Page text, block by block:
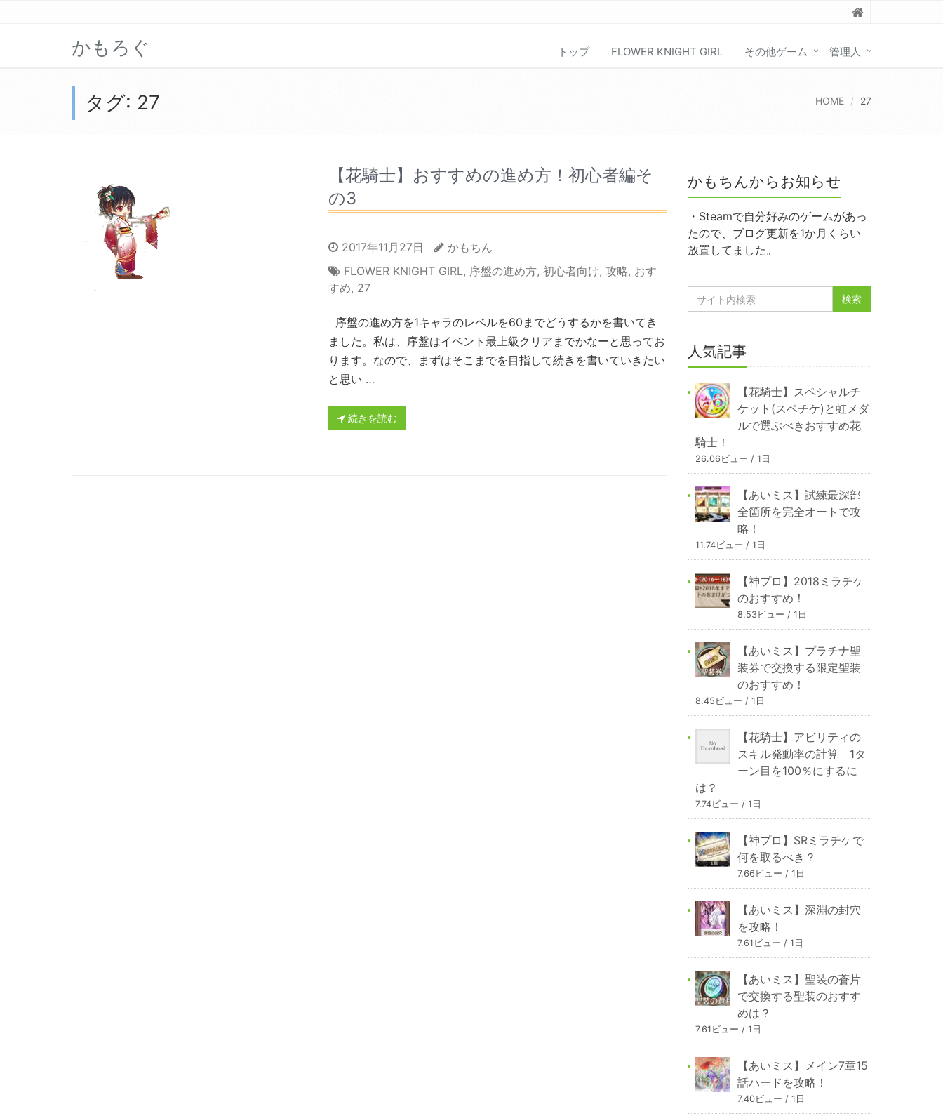
かもろぐ トップ FLOWER KNIGHT GIRL その他ゲーム 管理人
タグ: 27 HOME 27
【花騎士】おすすめの進め方！初心者編そ
の3
2017年11月27日
かもちん
FLOWER KNIGHT GIRL, 序盤の進め方, 初心者向け, 攻略, おす
すめ, 27
序盤の進め方を1キャラのレベルを60までどうするかを書いてき
ました。私は、序盤はイベント最上級クリアまでかなーと思ってお
ります。なので、まずはそこまでを目指して続きを書いていきたい
と思い …
続きを読む
かもちんからお知らせ
・Steamで自分好みのゲームがあっ
たので、ブログ更新を1か月くらい
放置してました。
人気記事
【花騎士】スペシャルチ
ケット(スペチケ)と虹メダ
ルで選ぶべきおすすめ花
騎士！
26.06ビュー / 1日
【あいミス】試練最深部
全箇所を完全オートで攻
略！
11.74ビュー / 1日
【神プロ】2018ミラチケ
のおすすめ！
8.53ビュー / 1日
【あいミス】プラチナ聖
装券で交換する限定聖装
のおすすめ！
8.45ビュー / 1日
【花騎士】アビリティの
スキル発動率の計算 1タ
ーン目を100％にするに
は？
7.74ビュー / 1日
【神プロ】SRミラチケで
何を取るべき？
7.66ビュー / 1日
【あいミス】深淵の封穴
を攻略！
7.61ビュー / 1日
【あいミス】聖装の蒼片
で交換する聖装のおすす
めは？
7.61ビュー / 1日
【あいミス】メイン7章15
話ハードを攻略！
7.40ビュー / 1日